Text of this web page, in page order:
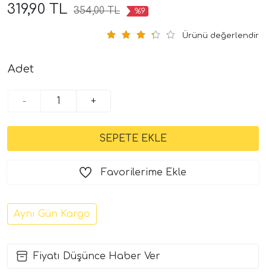
319,90 TL 354,00 TL %9
Ürünü değerlendir
Adet
- +
Favorilerime Ekle
Aynı Gün Kargo
Fiyatı Düşünce Haber Ver